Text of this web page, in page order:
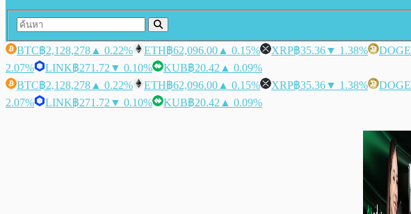
BTC฿2,128,278 ▲ 0.22% ETH฿62,096.00 ▲ 0.15% XRP฿35.36▼ 1.38% DOGE
2.07%
LINK฿271.72 ▼ 0.10% KUB฿20.42 ▲ 0.09%
BTC฿2,128,278 ▲ 0.22% ETH฿62,096.00 ▲ 0.15% XRP฿35.36▼ 1.38% DOGE
2.07%
LINK฿271.72 ▼ 0.10% KUB฿20.42 ▲ 0.09%